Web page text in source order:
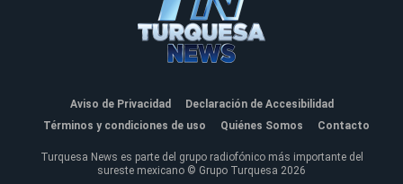
Aviso de Privacidad
Declaración de Accesibilidad
Términos y condiciones de uso
Quiénes Somos Contacto
Turquesa News es parte del grupo radiofónico más importante del
sureste mexicano © Grupo Turquesa 2026